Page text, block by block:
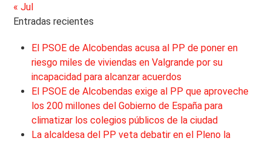
« Jul
Entradas recientes
El PSOE de Alcobendas acusa al PP de poner en
riesgo miles de viviendas en Valgrande por su
incapacidad para alcanzar acuerdos
El PSOE de Alcobendas exige al PP que aproveche
los 200 millones del Gobierno de España para
climatizar los colegios públicos de la ciudad
La alcaldesa del PP veta debatir en el Pleno la